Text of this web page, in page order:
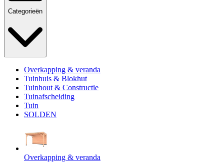
Categorieën
Overkapping & veranda
Tuinhuis & Blokhut
Tuinhout & Constructie
Tuinafscheiding
Tuin
SOLDEN
Overkapping & veranda